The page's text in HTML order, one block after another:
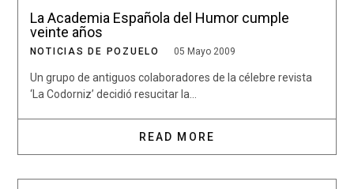
La Academia Española del Humor cumple
veinte años
NOTICIAS DE POZUELO 05 Mayo 2009
Un grupo de antiguos colaboradores de la célebre revista
‘La Codorniz’ decidió resucitar la...
READ MORE